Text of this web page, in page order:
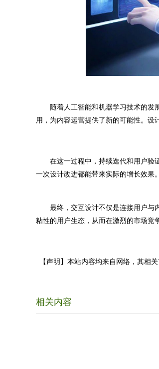
随着人工智能和机器学习技术的发展
用，为内容运营提供了新的可能性。设
在这一过程中，持续迭代和用户验证
一次设计改进都能带来实际的增长效果
最终，交互设计不仅是连接用户与内
粘性的用户生态，从而在激烈的市场竞
【声明】本站内容均来自网络，其相
相关内容